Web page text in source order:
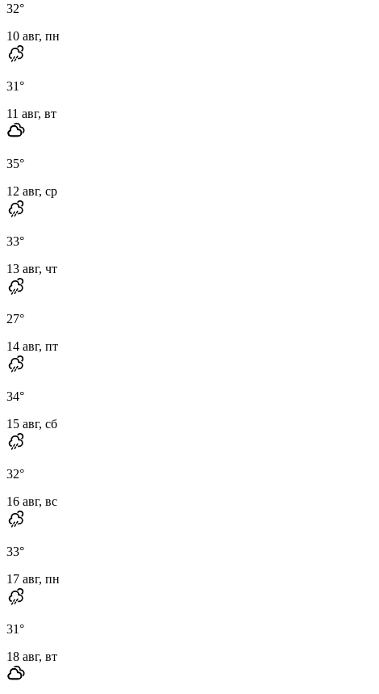
32°
10 авг, пн
31°
11 авг, вт
35°
12 авг, ср
33°
13 авг, чт
27°
14 авг, пт
34°
15 авг, сб
32°
16 авг, вс
33°
17 авг, пн
31°
18 авг, вт